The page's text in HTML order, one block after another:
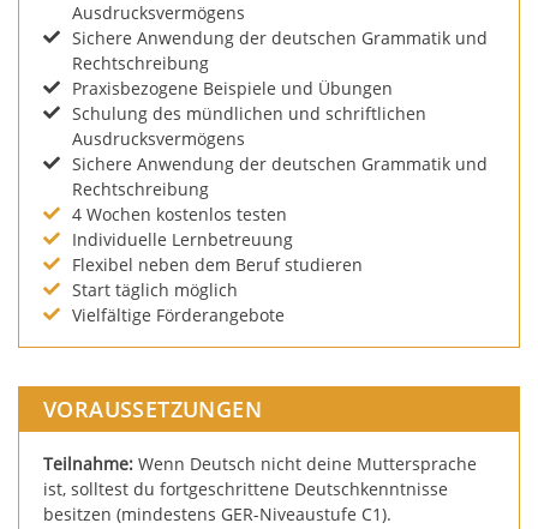
Ausdrucksvermögens
Sichere Anwendung der deutschen Grammatik und
Rechtschreibung
Praxisbezogene Beispiele und Übungen
Schulung des mündlichen und schriftlichen
Ausdrucksvermögens
Sichere Anwendung der deutschen Grammatik und
Rechtschreibung
4 Wochen kostenlos testen
Individuelle Lernbetreuung
Flexibel neben dem Beruf studieren
Start täglich möglich
Vielfältige Förderangebote
VORAUSSETZUNGEN
Teilnahme: Wenn Deutsch nicht deine Muttersprache
ist, solltest du fortgeschrittene Deutschkenntnisse
besitzen (mindestens GER-Niveaustufe C1).